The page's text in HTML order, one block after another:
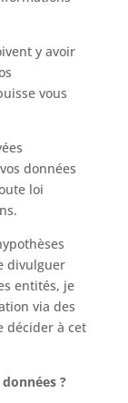
y avoir
vous
données
loi
divulguer
entités, je
via des
décider à cet
?